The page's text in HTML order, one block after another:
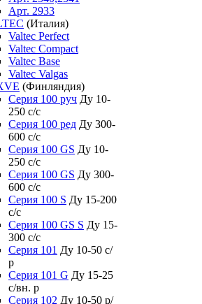
Арт. 2933
(Италия)
Valtec Perfect
Valtec Compact
Valtec Base
Valtec Valgas
(Финляндия)
Серия 100 руч Ду 10-
250 c/c
Серия 100 ред Ду 300-
600 c/c
Серия 100 GS Ду 10-
250 c/c
Серия 100 GS Ду 300-
600 c/c
Серия 100 S Ду 15-200
c/c
Серия 100 GS S Ду 15-
300 c/c
Серия 101 Ду 10-50 с/
р
Серия 101 G Ду 15-25
с/вн. р
Серия 102 Ду 10-50 р/